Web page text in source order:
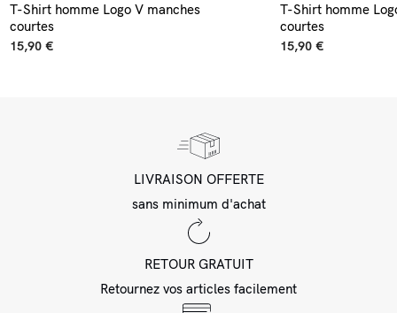
T-Shirt homme Logo V manches
courtes
15,90 €
T-Shirt homme
courtes
15,90 €
LIVRAISON OFFERTE
sans minimum d'achat
RETOUR GRATUIT
Retournez vos articles facilement